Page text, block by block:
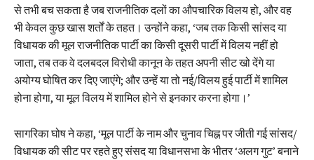
से तभी बच सकता है जब राजनीतिक दलों का औपचारिक विलय हो, और वह
भी केवल कुछ खास शर्तों के तहत। उन्होंने कहा, ‘जब तक किसी सांसद या
विधायक की मूल राजनीतिक पार्टी का किसी दूसरी पार्टी में विलय नहीं हो
जाता, तब तक वे दलबदल विरोधी कानून के तहत अपनी सीट खो देंगे या
अयोग्य घोषित कर दिए जाएंगे; और उन्हें या तो नई/विलय हुई पार्टी में शामिल
होना होगा, या मूल विलय में शामिल होने से इनकार करना होगा।’
सागरिका घोष ने कहा, ‘मूल पार्टी के नाम और चुनाव चिह्न पर जीती गई सांसद/
विधायक की सीट पर रहते हुए संसद या विधानसभा के भीतर ‘अलग गुट’ बनाने